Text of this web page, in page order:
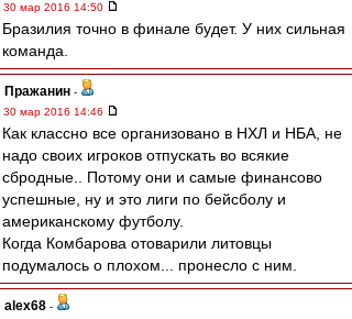
30 мар 2016 14:50
Бразилия точно в финале будет. У них сильная
команда.
Пражанин -
30 мар 2016 14:46
Как классно все организовано в НХЛ и НБА, не
надо своих игроков отпускать во всякие
сбродные.. Потому они и самые финансово
успешные, ну и это лиги по бейсболу и
американскому футболу.
Когда Комбарова отоварили литовцы
подумалось о плохом... пронесло с ним.
alex68 -